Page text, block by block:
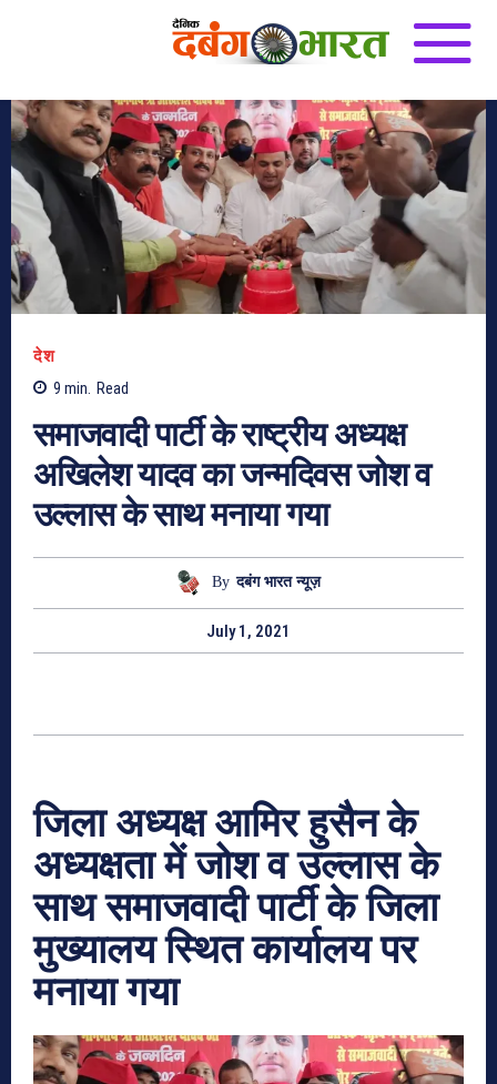
देश
9 min. Read
समाजवादी पार्टी के राष्ट्रीय अध्यक्ष
अखिलेश यादव का जन्मदिवस जोश व
उल्लास के साथ मनाया गया
By दबंग भारत न्यूज़
July 1, 2021
जिला अध्यक्ष आमिर हुसैन के
अध्यक्षता में जोश व उल्लास के
साथ समाजवादी पार्टी के जिला
मुख्यालय स्थित कार्यालय पर
मनाया गया